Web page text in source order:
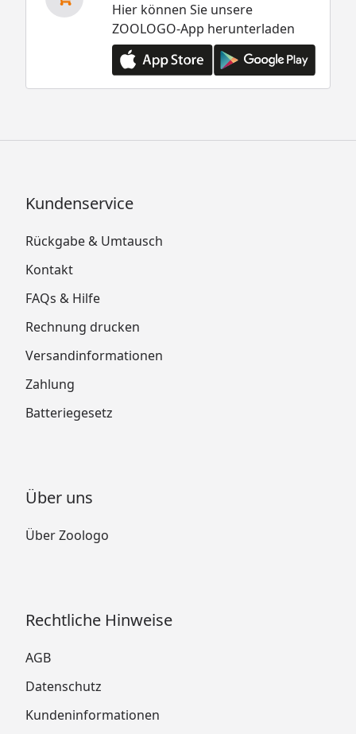
Hier können Sie unsere
ZOOLOGO-App herunterladen
Kundenservice
Rückgabe & Umtausch
Kontakt
FAQs & Hilfe
Rechnung drucken
Versandinformationen
Zahlung
Batteriegesetz
Über uns
Über Zoologo
Rechtliche Hinweise
AGB
Datenschutz
Kundeninformationen